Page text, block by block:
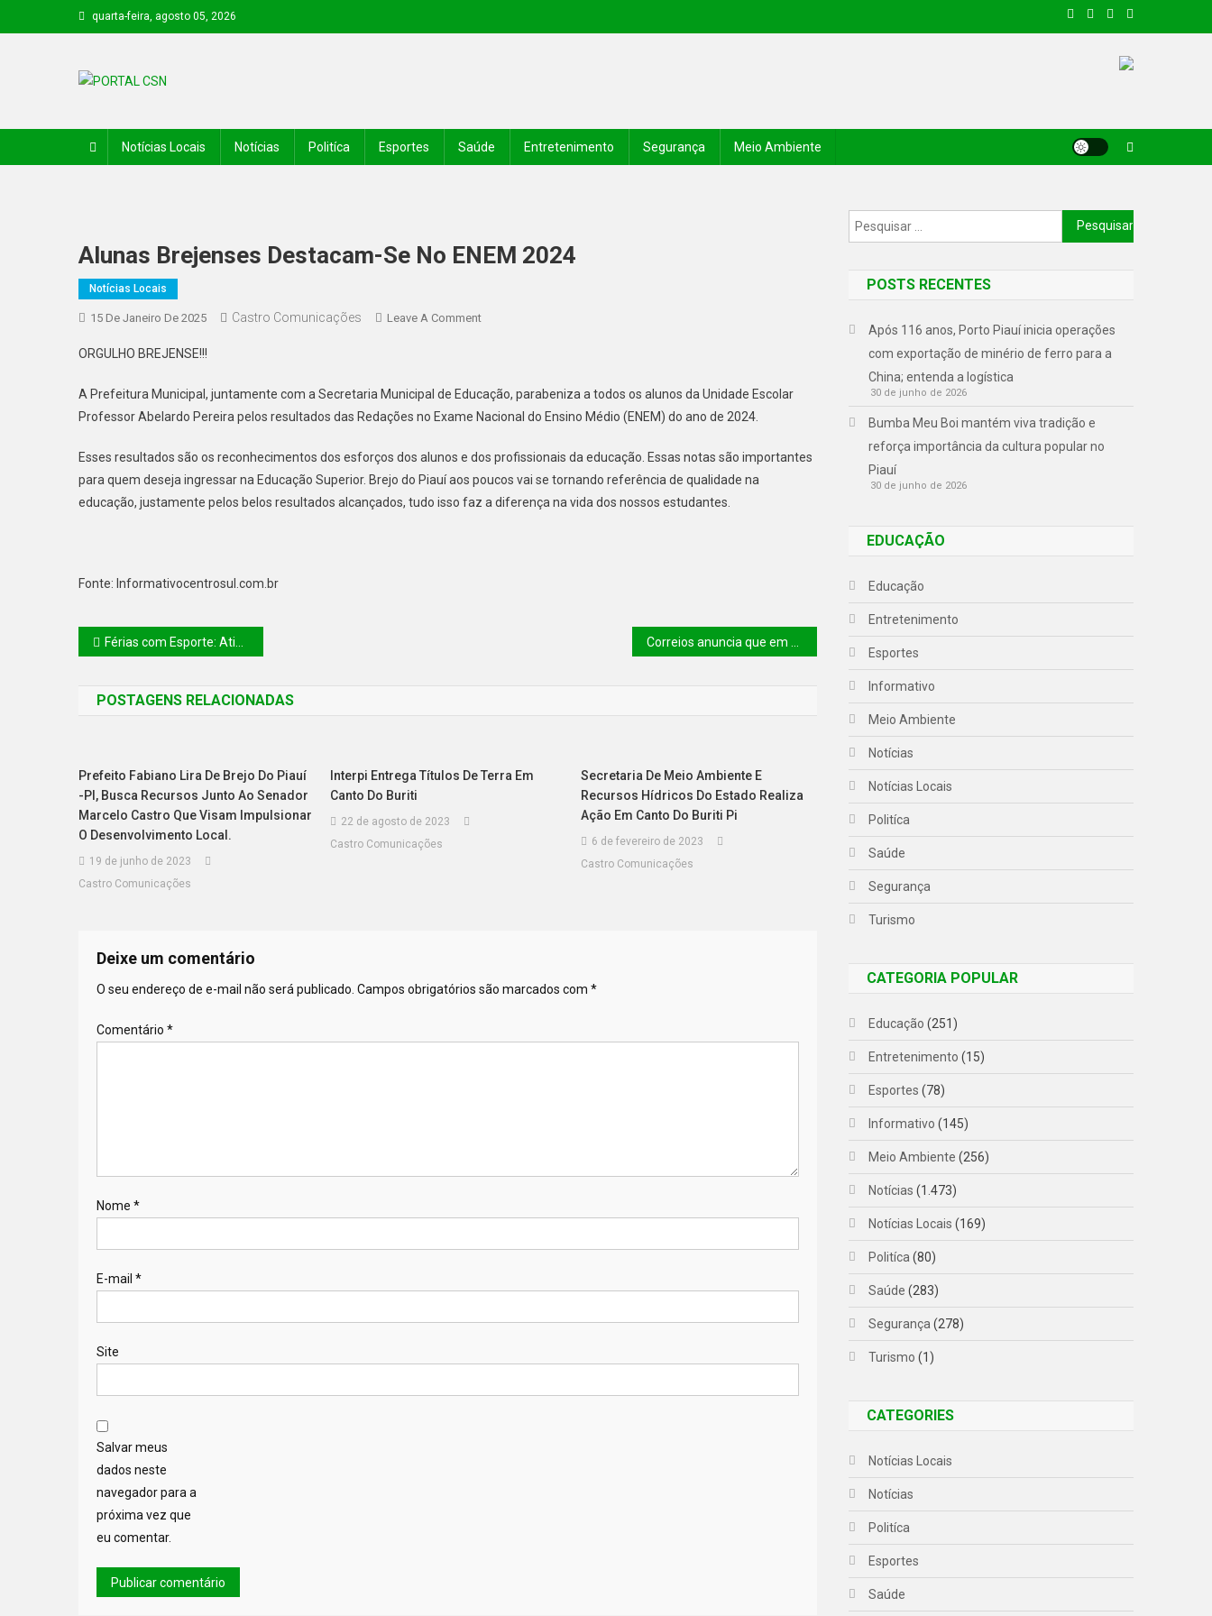
quarta-feira, agosto 05, 2026
Notícias Locais Notícias Politíca Esportes Saúde Entretenimento Segurança Meio Ambiente
Alunas Brejenses Destacam-Se No ENEM 2024
Notícias Locais
15 De Janeiro De 2025 Castro Comunicações Leave A Comment
ORGULHO BREJENSE!!!
A Prefeitura Municipal, juntamente com a Secretaria Municipal de Educação, parabeniza a todos os alunos da Unidade Escolar
Professor Abelardo Pereira pelos resultados das Redações no Exame Nacional do Ensino Médio (ENEM) do ano de 2024.
Esses resultados são os reconhecimentos dos esforços dos alunos e dos profissionais da educação. Essas notas são importantes
para quem deseja ingressar na Educação Superior. Brejo do Piauí aos poucos vai se tornando referência de qualidade na
educação, justamente pelos belos resultados alcançados, tudo isso faz a diferença na vida dos nossos estudantes.
Fonte: Informativocentrosul.com.br
Férias com Esporte: Atividades esportivas e de lazer movimentam o litoral piauiense no fim de semana
POSTAGENS RELACIONADAS
Prefeito Fabiano Lira De Brejo Do Piauí
-PI, Busca Recursos Junto Ao Senador
Marcelo Castro Que Visam Impulsionar
O Desenvolvimento Local.
19 de junho de 2023
Castro Comunicações
Interpi Entrega Títulos De Terra Em
Canto Do Buriti
22 de agosto de 2023
Castro Comunicações
Secretaria De Meio Ambiente E
Recursos Hídricos Do Estado Realiza
Ação Em Canto Do Buriti Pi
6 de fevereiro de 2023
Castro Comunicações
Deixe um comentário
O seu endereço de e-mail não será publicado. Campos obrigatórios são marcados com *
Comentário *
Nome *
E-mail *
Site
Salvar meus
dados neste
navegador para a
próxima vez que
eu comentar.
POSTS RECENTES
Após 116 anos, Porto Piauí inicia operações
com exportação de minério de ferro para a
China; entenda a logística
30 de junho de 2026
Bumba Meu Boi mantém viva tradição e
reforça importância da cultura popular no
Piauí
30 de junho de 2026
EDUCAÇÃO
Educação
Entretenimento
Esportes
Informativo
Meio Ambiente
Notícias
Notícias Locais
Politíca
Saúde
Segurança
Turismo
CATEGORIA POPULAR
Educação (251)
Entretenimento (15)
Esportes (78)
Informativo (145)
Meio Ambiente (256)
Notícias (1.473)
Notícias Locais (169)
Politíca (80)
Saúde (283)
Segurança (278)
Turismo (1)
CATEGORIES
Notícias Locais
Notícias
Politíca
Esportes
Saúde